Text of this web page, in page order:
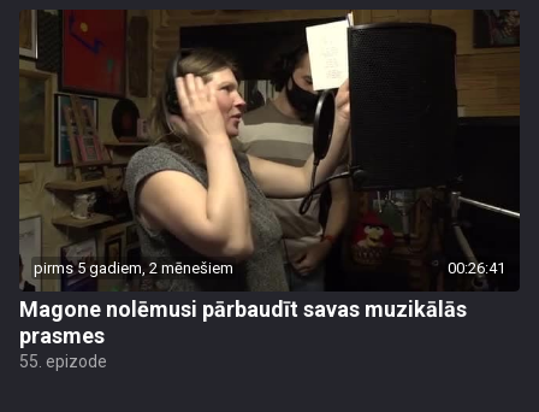
pirms 5 gadiem, 2 mēnešiem 00:26:41
Magone nolēmusi pārbaudīt savas muzikālās
prasmes
55. epizode